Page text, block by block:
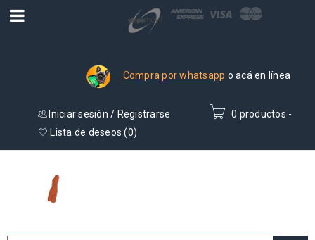
Compra por whatsapp o acá en línea
0 productos -
Iniciar sesión / Registrarse
Lista de deseos (0)